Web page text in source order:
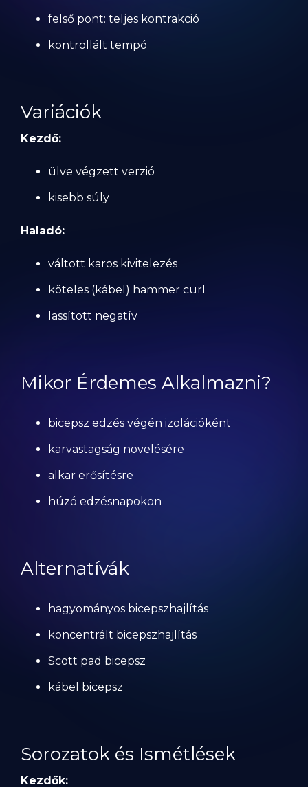
felső pont: teljes kontrakció
kontrollált tempó
Variációk
Kezdő:
ülve végzett verzió
kisebb súly
Haladó:
váltott karos kivitelezés
köteles (kábel) hammer curl
lassított negatív
Mikor Érdemes Alkalmazni?
bicepsz edzés végén izolációként
karvastagság növelésére
alkar erősítésre
húzó edzésnapokon
Alternatívák
hagyományos bicepszhajlítás
koncentrált bicepszhajlítás
Scott pad bicepsz
kábel bicepsz
Sorozatok és Ismétlések
Kezdők: